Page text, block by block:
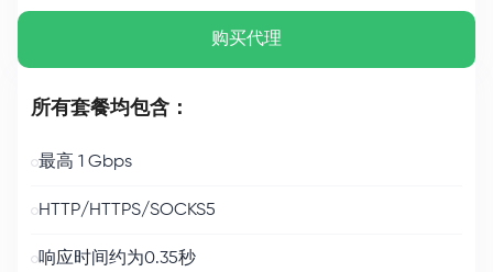
购买代理
所有套餐均包含：
最高 1 Gbps
HTTP/HTTPS/SOCKS5
响应时间约为0.35秒